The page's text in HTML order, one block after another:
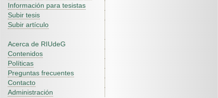
Información para tesistas
Subir tesis
Subir artículo
Acerca de RIUdeG
Contenidos
Políticas
Preguntas frecuentes
Contacto
Administración